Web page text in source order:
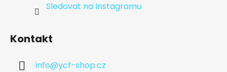
Sledovat na Instagramu
Kontakt
info@ycf-shop.cz